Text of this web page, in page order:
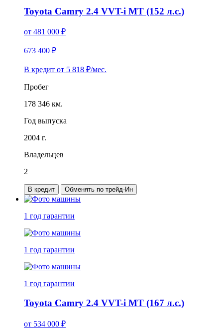
Toyota Camry 2.4 VVT-i MT (152 л.с.)
от 481 000 ₽
673 400 ₽
В кредит от 5 818 ₽/мес.
Пробег
178 346 км.
Год выпуска
2004 г.
Владельцев
2
В кредит Обменять по трейд-Ин
1 год гарантии
1 год гарантии
1 год гарантии
Toyota Camry 2.4 VVT-i MT (167 л.с.)
от 534 000 ₽